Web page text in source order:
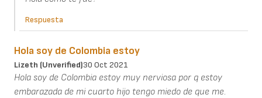
Respuesta
Hola soy de Colombia estoy
Lizeth (unverified)30 Oct 2021
Hola soy de Colombia estoy muy nerviosa por q estoy
embarazada de mi cuarto hijo tengo miedo de que me.